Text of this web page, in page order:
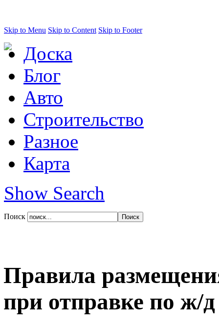
Skip to Menu Skip to Content Skip to Footer
Доска
Блог
Авто
Строительство
Разное
Карта
Show Search
Поиск
Правила
при отправке по ж/д